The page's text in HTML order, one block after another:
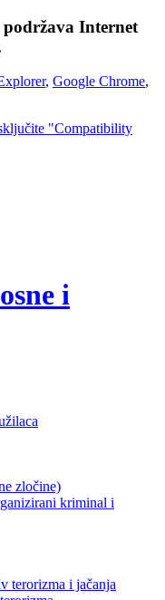
Internet
, Google Chrome,
"Compatibility
i
zločine)
kriminal i
terorizma i jačanja